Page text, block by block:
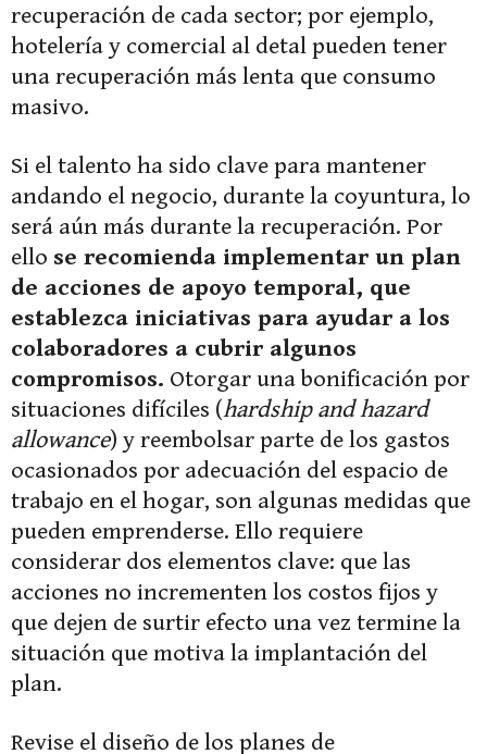
recuperación de cada sector; por ejemplo,
hotelería y comercial al detal pueden tener
una recuperación más lenta que consumo
masivo.
Si el talento ha sido clave para mantener
andando el negocio, durante la coyuntura, lo
será aún más durante la recuperación. Por
ello se recomienda implementar un plan
de acciones de apoyo temporal, que
establezca iniciativas para ayudar a los
colaboradores a cubrir algunos
compromisos. Otorgar una bonificación por
situaciones difíciles (hardship and hazard
allowance) y reembolsar parte de los gastos
ocasionados por adecuación del espacio de
trabajo en el hogar, son algunas medidas que
pueden emprenderse. Ello requiere
considerar dos elementos clave: que las
acciones no incrementen los costos fijos y
que dejen de surtir efecto una vez termine la
situación que motiva la implantación del
plan.
Revise el diseño de los planes de